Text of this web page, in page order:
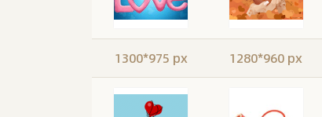
1300*975 px 1280*960 px